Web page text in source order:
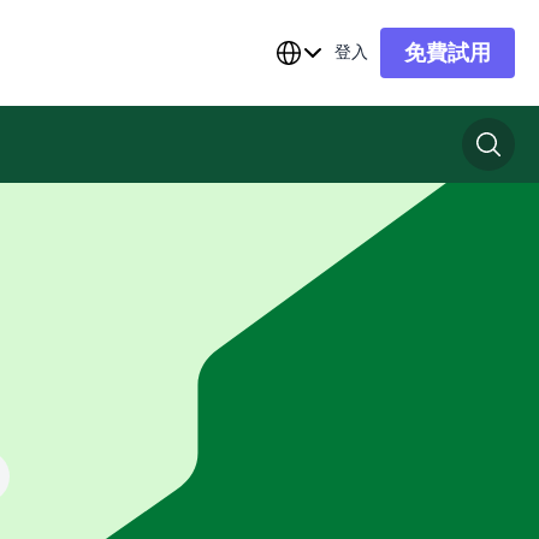
登入 免費試用